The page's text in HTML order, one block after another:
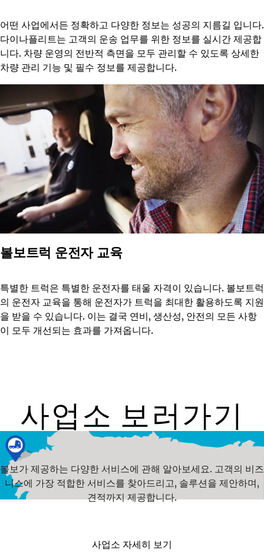
어떤 사업에서든 정확하고 다양한 정보는 성공의 지름길 입니다.
다이나플리트는 고객의 운송 업무를 위한 정보를 실시간 제공합
니다. 차량 운영의 전반적 측면을 모두 관리할 수 있도록 상세한
차량 관리 기능 및 필수 정보를 제공합니다.
볼보트럭 운전자 교육
특별한 트럭은 특별한 운전자를 태울 자격이 있습니다. 볼보트럭
의 운전자 교육을 통해 운전자가 트럭을 최대한 활용하도록 지원
을 받을 수 있습니다. 이는 결국 연비, 생산성, 안전의 모든 사항
이 모두 개선되는 효과를 가져옵니다.
사업소 보러가기
볼보가 제공하는 다양한 서비스에 관해 알아보세요. 고객의 비즈
니스에 가장 적합한 서비스를 찾아드리고, 솔루션을 제안하며,
견적까지 제공합니다.
사업소 자세히 보기